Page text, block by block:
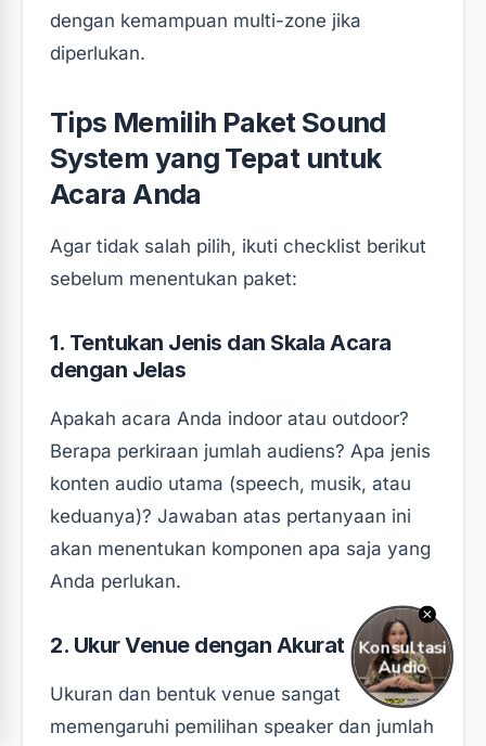
dengan kemampuan multi-zone jika
diperlukan.
Tips Memilih Paket Sound
System yang Tepat untuk
Acara Anda
Agar tidak salah pilih, ikuti checklist berikut
sebelum menentukan paket:
1. Tentukan Jenis dan Skala Acara
dengan Jelas
Apakah acara Anda indoor atau outdoor?
Berapa perkiraan jumlah audiens? Apa jenis
konten audio utama (speech, musik, atau
keduanya)? Jawaban atas pertanyaan ini
akan menentukan komponen apa saja yang
Anda perlukan.
2. Ukur Venue dengan Akurat
Ukuran dan bentuk venue sangat
memengaruhi pemilihan speaker dan jumlah